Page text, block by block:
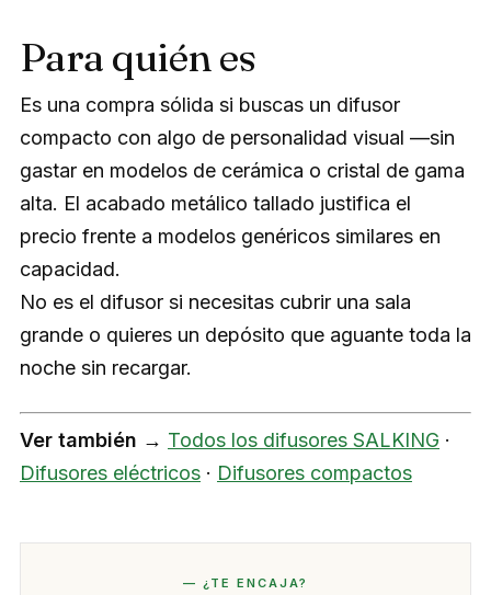
Para quién es
Es una compra sólida si buscas un difusor
compacto con algo de personalidad visual —sin
gastar en modelos de cerámica o cristal de gama
alta. El acabado metálico tallado justifica el
precio frente a modelos genéricos similares en
capacidad.
No es el difusor si necesitas cubrir una sala
grande o quieres un depósito que aguante toda la
noche sin recargar.
Ver también → Todos los difusores SALKING ·
Difusores eléctricos · Difusores compactos
— ¿TE ENCAJA?